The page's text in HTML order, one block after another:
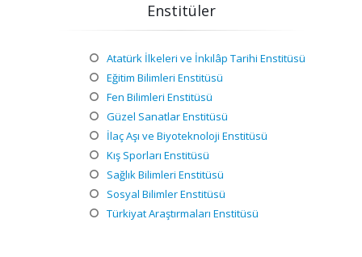
Enstitüler
Atatürk İlkeleri ve İnkılâp Tarihi Enstitüsü
Eğitim Bilimleri Enstitüsü
Fen Bilimleri Enstitüsü
Güzel Sanatlar Enstitüsü
İlaç Aşı ve Biyoteknoloji Enstitüsü
Kış Sporları Enstitüsü
Sağlık Bilimleri Enstitüsü
Sosyal Bilimler Enstitüsü
Türkiyat Araştırmaları Enstitüsü